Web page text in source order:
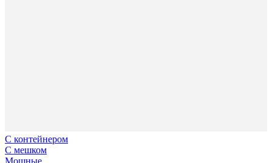
С контейнером
С мешком
Мощные